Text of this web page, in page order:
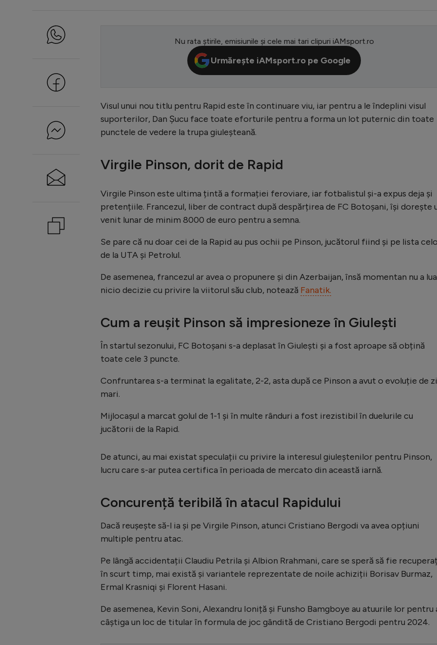
Nu rata știrile, emisiunile și cele mai tari clipuri iAMsport.ro
Urmărește iAMsport.ro pe Google
Visul unui nou titlu pentru Rapid este în continuare viu, iar pentru a le îndeplini visul
suporterilor, Dan Șucu face toate eforturile pentru a forma un lot puternic din toate
punctele de vedere la trupa giuleșteană.
Virgile Pinson, dorit de Rapid
Virgile Pinson este ultima țintă a formației feroviare, iar fotbalistul și-a expus deja și
pretențiile. Francezul, liber de contract după despărțirea de FC Botoșani, își dorește
venit lunar de minim 8000 de euro pentru a semna.
Se pare că nu doar cei de la Rapid au pus ochii pe Pinson, jucătorul fiind și pe lista
de la UTA și Petrolul.
De asemenea, francezul ar avea o propunere și din Azerbaijan, însă momentan nu a
nicio decizie cu privire la viitorul său club, notează Fanatik.
Cum a reușit Pinson să impresioneze în Giulești
În startul sezonului, FC Botoșani s-a deplasat în Giulești și a fost aproape să obțină
toate cele 3 puncte.
Confruntarea s-a terminat la egalitate, 2-2, asta după ce Pinson a avut o evoluție de
mari.
Mijlocașul a marcat golul de 1-1 și în multe rânduri a fost irezistibil în duelurile cu
jucătorii de la Rapid.
De atunci, au mai existat speculații cu privire la interesul giuleștenilor pentru Pinson,
lucru care s-ar putea certifica în perioada de mercato din această iarnă.
Concurență teribilă în atacul Rapidului
Dacă reușește să-l ia și pe Virgile Pinson, atunci Cristiano Bergodi va avea opțiuni
multiple pentru atac.
Pe lângă accidentații Claudiu Petrila și Albion Rrahmani, care se speră să fie
în scurt timp, mai există și variantele reprezentate de noile achiziții Borisav Burmaz,
Ermal Krasniqi și Florent Hasani.
De asemenea, Kevin Soni, Alexandru Ioniță și Funsho Bamgboye au atuurile lor pentru
câștiga un loc de titular în formula de joc gândită de Cristiano Bergodi pentru 2024.